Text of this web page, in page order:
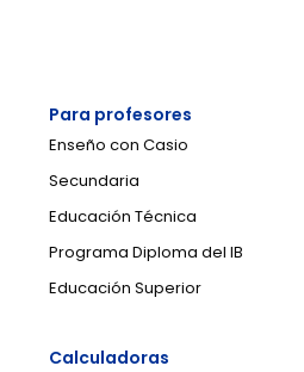
Para profesores
Enseño con Casio
Secundaria
Educación Técnica
Programa Diploma del IB
Educación Superior
Calculadoras